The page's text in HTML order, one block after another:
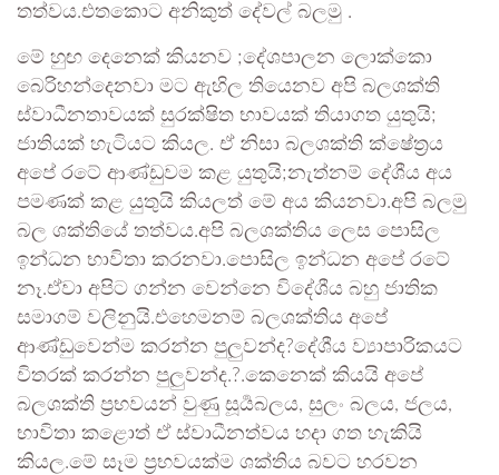
තත්වය.එතකොට අනිකුත් දේවල් බලමු .
මේ හුඟ දෙනෙක් කියනව ;දේශපාලන ලොක්කො
බෙරිහන්දෙනවා මට ඇහිල තියෙනව අපි බලශක්‍ති
ස්වාධීනතාවයක් සුරක්ෂිත භාවයක් තියාගත යුතුයි;
ජාතියක් හැටියට කියල. ඒ නිසා බලශක්ති ක්ෂේත්‍රය
අපේ රටේ ආණ්ඩුවම කළ යුතුයි;නැත්නම් දේශීය අය
පමණක් කළ යුතුයි කියලත් මේ අය කියනවා.අපි බලමු
බල ශක්තියේ තත්වය.අපි බලශක්තිය ලෙස පොසිල
ඉන්ධන භාවිතා කරනවා.පොසිල ඉන්ධන අපේ රටේ
නෑ.ඒවා අපිට ගන්න වෙන්නෙ විදේශීය බහු ජාතික
සමාගම් වලිනුයි.එහෙමනම් බලශක්තිය අපේ
ආණ්ඩුවෙන්ම කරන්න පුලුවන්ද?දේශීය ව්‍යාපාරිකයට
විතරක් කරන්න පුලුවන්ද.?.කෙනෙක් කියයි අපේ
බලශක්‍ති ප්‍රභවයන් වුණු සූර්‍යබලය, සුලං බලය, ජලය,
භාවිතා කළොත් ඒ ස්වාධීනත්වය හදා ගත හැකියි
කියල.මේ සෑම ප්‍රභවයක්ම ශක්තිය බවට හරවන